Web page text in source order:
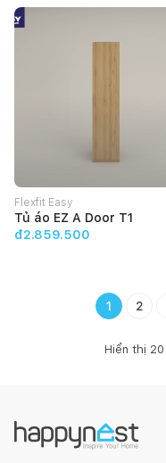
hành 12 tháng
Flexfit Easy
Tủ áo EZ A Door T1
đ2.859.500
1 2
Hiển thị 20